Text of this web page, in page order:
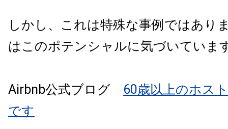
しかし、これは特殊な事例ではあり
はこのポテンシャルに気づいていま
Airbnb公式ブログ 60歳以上のホス
です